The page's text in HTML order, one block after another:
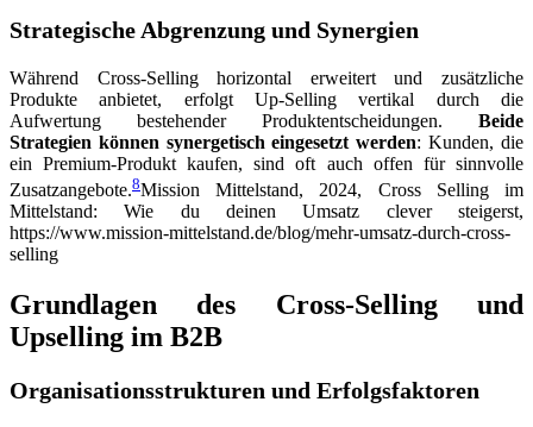
Strategische Abgrenzung und Synergien
Während Cross-Selling horizontal erweitert und zusätzliche
Produkte anbietet, erfolgt Up-Selling vertikal durch die
Aufwertung bestehender Produktentscheidungen. Beide
Strategien können synergetisch eingesetzt werden: Kunden, die
ein Premium-Produkt kaufen, sind oft auch offen für sinnvolle
Zusatzangebote.8Mission Mittelstand, 2024, Cross Selling im
Mittelstand: Wie du deinen Umsatz clever steigerst,
https://www.mission-mittelstand.de/blog/mehr-umsatz-durch-cross-
selling
Grundlagen des Cross-Selling und
Upselling im B2B
Organisationsstrukturen und Erfolgsfaktoren